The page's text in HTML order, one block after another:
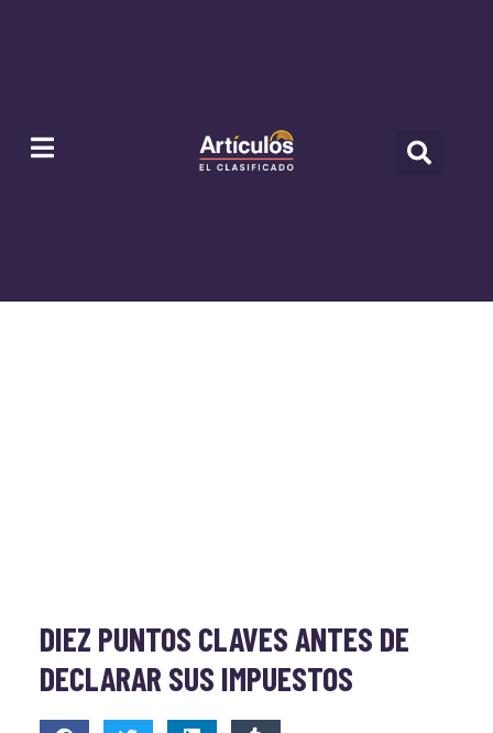
DIEZ PUNTOS CLAVES ANTES DE
DECLARAR SUS IMPUESTOS